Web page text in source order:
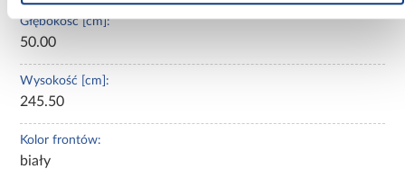
Głębokość [cm]:
50.00
Wysokość [cm]:
245.50
Kolor frontów:
biały